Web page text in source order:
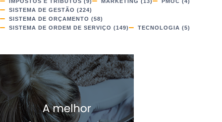
SISTEMA DE GESTÃO (224)
SISTEMA DE ORÇAMENTO (58)
SISTEMA DE ORDEM DE SERVIÇO (149) TECNOLOGIA (5)